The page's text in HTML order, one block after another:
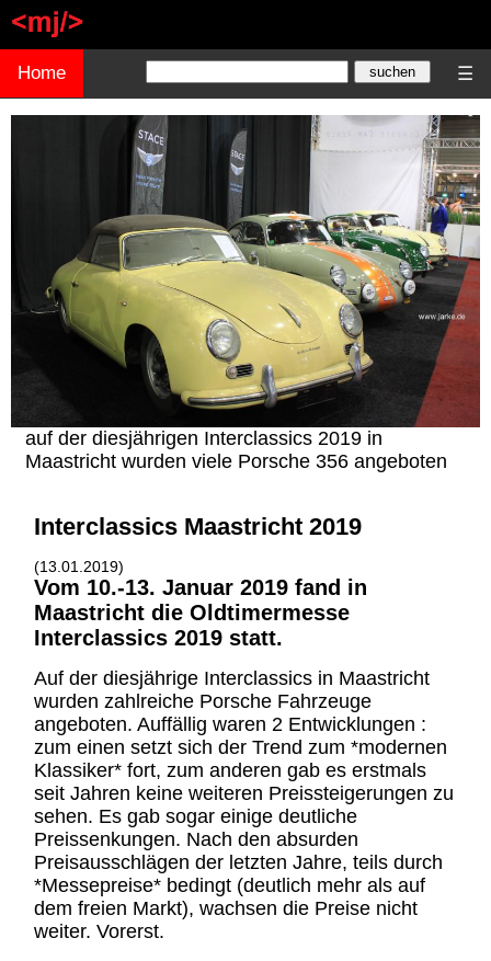
Home ☰
auf der diesjährigen Interclassics 2019 in
Maastricht wurden viele Porsche 356 angeboten
Interclassics Maastricht 2019
(13.01.2019)
Vom 10.-13. Januar 2019 fand in
Maastricht die Oldtimermesse
Interclassics 2019 statt.
Auf der diesjährige Interclassics in Maastricht
wurden zahlreiche Porsche Fahrzeuge
angeboten. Auffällig waren 2 Entwicklungen :
zum einen setzt sich der Trend zum *modernen
Klassiker* fort, zum anderen gab es erstmals
seit Jahren keine weiteren Preissteigerungen zu
sehen. Es gab sogar einige deutliche
Preissenkungen. Nach den absurden
Preisausschlägen der letzten Jahre, teils durch
*Messepreise* bedingt (deutlich mehr als auf
dem freien Markt), wachsen die Preise nicht
weiter. Vorerst.